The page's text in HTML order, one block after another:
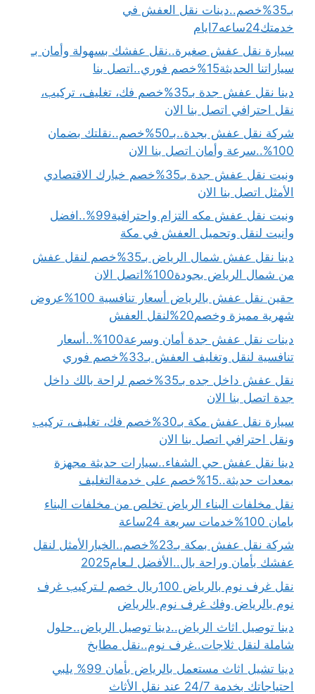
بـ35%خصم..دينات نقل العفش في
خدمتك24ساعه7ايام
سيارة نقل عفش صغيرة..نقل عفشك بسهولة وأمان بـ
سياراتنا الحديثة15%خصم فوري..اتصل بنا
دينا نقل عفش جدة بـ35%خصم فك، تغليف، تركيب،
نقل احترافي اتصل بنا الان
شركة نقل عفش بجدة..بـ50%خصم..نقلتك بضمان
100%..سرعة وأمان اتصل بنا الان
ونيت نقل عفش جدة بـ35%خصم خيارك الاقتصادي
الأمثل اتصل بنا الان
ونيت نقل عفش مكه التزام واحترافية99%..افضل
وانيت لنقل وتحميل العفش في مكة
دينا نقل عفش شمال الرياض بـ35%خصم لنقل عفش
من شمال الرياض بجودة100%اتصل الان
حقين نقل عفش بالرياض أسعار تنافسية 100%عروض
شهرية مميزة وخصم20%لنقل العفش
دينات نقل عفش جدة أمان وسرعة100%..أسعار
تنافسية لنقل وتغليف العفش بـ33%خصم فوري
نقل عفش داخل جده بـ35%خصم لراحة بالك داخل
جدة اتصل بنا الان
سيارة نقل عفش مكة بـ30%خصم فك، تغليف، تركيب
ونقل احترافي اتصل بنا الان
دينا نقل عفش حي الشفاء..سيارات حديثة مجهزة
بمعدات حديثة..15%خصم على خدمةالتغليف
نقل مخلفات البناء الرياض تخلص من مخلفات البناء
بامان 100%خدمات سريعة 24ساعة
شركة نقل عفش بمكة بـ23%خصم..الخيارالأمثل لنقل
عفشك بأمان وراحة بال..الأفضل لـعام2025
نقل غرف نوم بالرياض 100ريال خصم لـتركيب غرف
نوم بالرياض وفك غرف نوم بالرياض
دينا توصيل اثاث الرياض..دينا توصيل الرياض..حلول
شاملة لنقل ثلاجات..غرف نوم..نقل مطابخ
دينا تشيل اثاث مستعمل بالرياض بأمان 99% يلبي
احتياجاتك بخدمة 24/7 عند نقل الأثاث